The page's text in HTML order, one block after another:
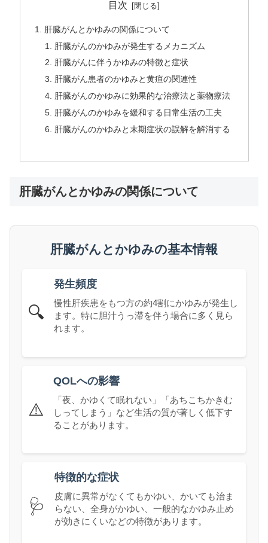
目次
肝臓がんとかゆみの関係について
肝臓がんのかゆみが発生するメカニズム
肝臓がんに伴うかゆみの特徴と症状
肝臓がん患者のかゆみと黄疸の関連性
肝臓がんのかゆみに効果的な治療法と薬物療法
肝臓がんのかゆみを緩和する日常生活の工夫
肝臓がんのかゆみと末期症状の誤解を解消する
肝臓がんとかゆみの関係について
肝臓がんとかゆみの基本情報
🔍
発生頻度
慢性肝疾患をもつ方の約4割にかゆみが発生し
ます。特に胆汁うっ滞を伴う場合に多く見ら
れます。
⚠️
QOLへの影響
「夜、かゆくて眠れない」「あちこちかきむ
しってしまう」など生活の質が著しく低下す
ることがあります。
🩺
特徴的な症状
皮膚に異常がなくてもかゆい、かいても治ま
らない、全身がかゆい、一般的なかゆみ止め
が効きにくいなどの特徴があります。